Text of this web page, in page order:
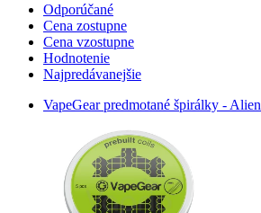
Odporúčané
Cena zostupne
Cena vzostupne
Hodnotenie
Najpredávanejšie
VapeGear predmotané špirálky - Alien